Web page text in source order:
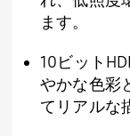
ます。
10ビット
やかな色彩
てリアルな